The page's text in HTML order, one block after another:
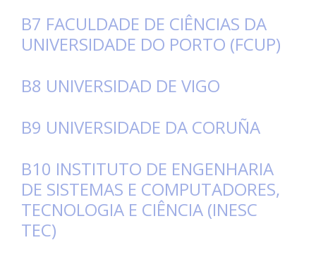
B7 FACULDADE DE CIÊNCIAS DA
UNIVERSIDADE DO PORTO (FCUP)
B8 UNIVERSIDAD DE VIGO
B9 UNIVERSIDADE DA CORUÑA
B10 INSTITUTO DE ENGENHARIA
DE SISTEMAS E COMPUTADORES,
TECNOLOGIA E CIÊNCIA (INESC
TEC)